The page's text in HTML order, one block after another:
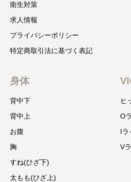
衛生対策
求人情報
プライバシーポリシー
特定商取引法に基づく表記
身体
背中下
背中上
お腹
胸
すね(ひざ下)
太もも(ひざ上)
ヒ
O
Iラ
V